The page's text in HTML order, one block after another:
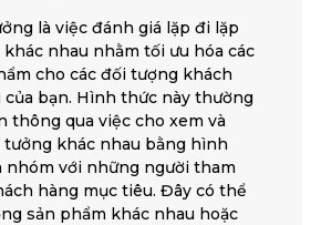
là việc đánh giá lặp đi lặp
khác nhau nhằm tối ưu hóa các
cho các đối tượng khách
của bạn. Hình thức này thường
thông qua việc cho xem và
tưởng khác nhau bằng hình
nhóm với những người tham
hàng mục tiêu. Đây có thể
sản phẩm khác nhau hoặc